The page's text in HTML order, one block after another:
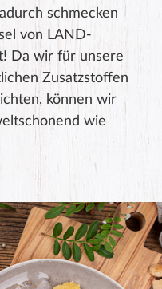
schmecken
von LAND-
Da wir für unsere
Zusatzstoffen
können wir
wie